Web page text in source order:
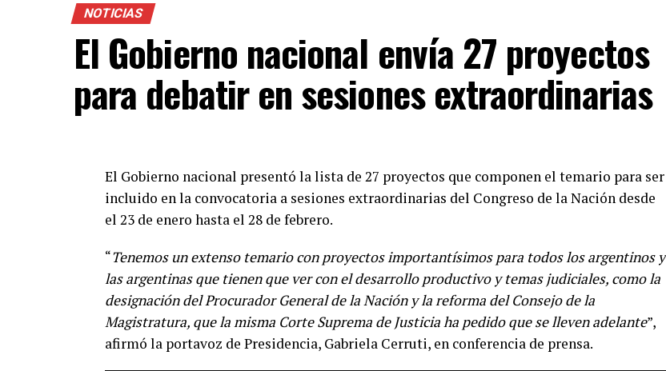
“Van a coexistir seguramente durante varias semanas ambas vacunas. Es muy importante
recibir la vacuna disponible lo antes posible. Todas las vacunas son seguras, eficaces
remarcó Vizzotti en una conferencia de prensa desde Casa Rosada.
NOTICIAS
El Gobierno nacional envía 27 proyectos
para debatir en sesiones extraordinarias
El Gobierno nacional presentó la lista de 27 proyectos que componen el temario para ser
incluido en la convocatoria a sesiones extraordinarias del Congreso de la Nación desde
el 23 de enero hasta el 28 de febrero.
“Tenemos un extenso temario con proyectos importantísimos para todos los argentinos y
las argentinas que tienen que ver con el desarrollo productivo y temas judiciales, como la
designación del Procurador General de la Nación y la reforma del Consejo de la
Magistratura, que la misma Corte Suprema de Justicia ha pedido que se lleven adelante”,
afirmó la portavoz de Presidencia, Gabriela Cerruti, en conferencia de prensa.